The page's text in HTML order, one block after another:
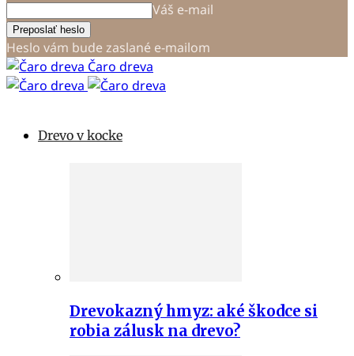
Váš e-mail
Heslo vám bude zaslané e-mailom
Čaro dreva
Drevo v kocke
Drevokazný hmyz: aké škodce si
robia zálusk na drevo?